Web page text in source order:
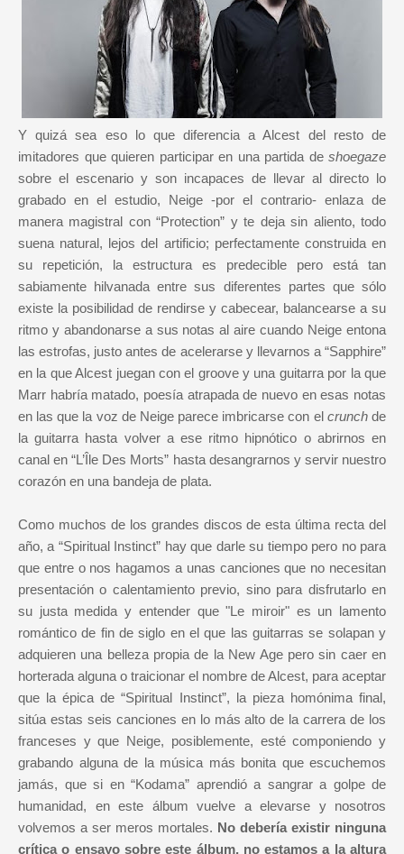
Y quizá sea eso lo que diferencia a Alcest del resto de
imitadores que quieren participar en una partida de shoegaze
sobre el escenario y son incapaces de llevar al directo lo
grabado en el estudio, Neige -por el contrario- enlaza de
manera magistral con “Protection” y te deja sin aliento, todo
suena natural, lejos del artificio; perfectamente construida en
su repetición, la estructura es predecible pero está tan
sabiamente hilvanada entre sus diferentes partes que sólo
existe la posibilidad de rendirse y cabecear, balancearse a su
ritmo y abandonarse a sus notas al aire cuando Neige entona
las estrofas, justo antes de acelerarse y llevarnos a “Sapphire”
en la que Alcest juegan con el groove y una guitarra por la que
Marr habría matado, poesía atrapada de nuevo en esas notas
en las que la voz de Neige parece imbricarse con el crunchde
la guitarra hasta volver a ese ritmo hipnótico o abrirnos en
canal en “L’Île Des Morts” hasta desangrarnos y servir nuestro
corazón en una bandeja de plata.
Como muchos de los grandes discos de esta última recta del
año, a “Spiritual Instinct” hay que darle su tiempo pero no para
que entre o nos hagamos a unas canciones que no necesitan
presentación o calentamiento previo, sino para disfrutarlo en
su justa medida y entender que "Le miroir" es un lamento
romántico de fin de siglo en el que las guitarras se solapan y
adquieren una belleza propia de la New Age pero sin caer en
horterada alguna o traicionar el nombre de Alcest, para aceptar
que la épica de “Spiritual Instinct”, la pieza homónima final,
sitúa estas seis canciones en lo más alto de la carrera de los
franceses y que Neige, posiblemente, esté componiendo y
grabando alguna de la música más bonita que escuchemos
jamás, que si en “Kodama” aprendió a sangrar a golpe de
humanidad, en este álbum vuelve a elevarse y nosotros
volvemos a ser meros mortales. No debería existir ninguna
crítica o ensayo sobre este álbum, no estamos a la altura